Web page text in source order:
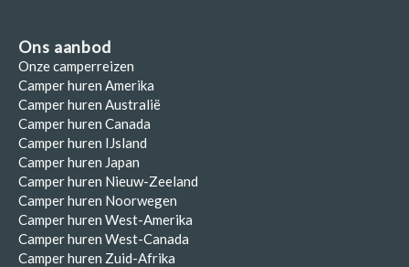
Ons aanbod
Onze camperreizen
Camper huren Amerika
Camper huren Australië
Camper huren Canada
Camper huren IJsland
Camper huren Japan
Camper huren Nieuw-Zeeland
Camper huren Noorwegen
Camper huren West-Amerika
Camper huren West-Canada
Camper huren Zuid-Afrika